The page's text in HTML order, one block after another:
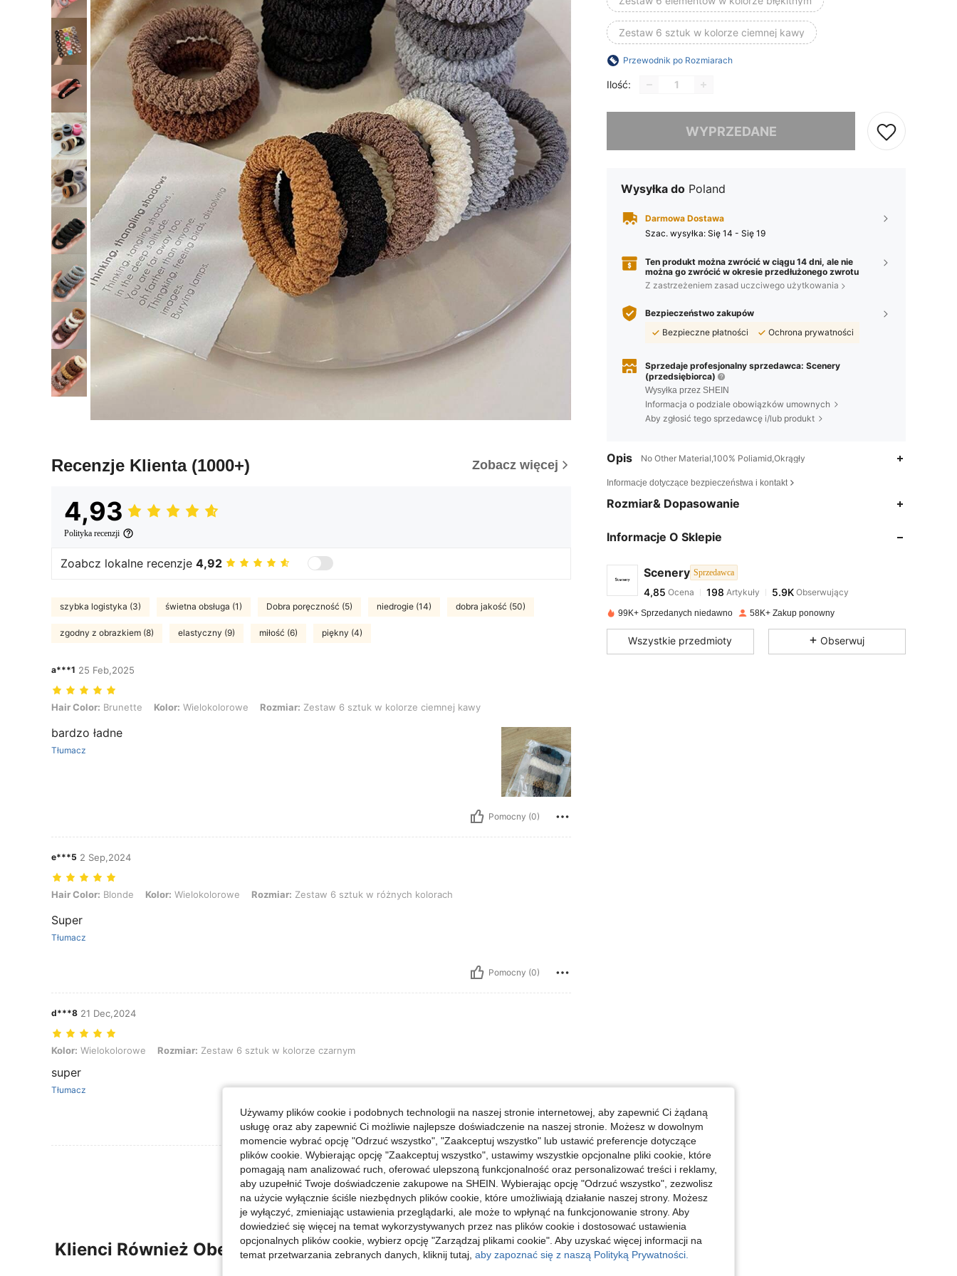
Recenzje Klienta (1000+) Zobacz więcej
4,93
Polityka recenzji
Zoabcz lokalne recenzje 4,92
szybka logistyka (3) świetna obsługa (1) Dobra poręczność (5) niedrogie (14) dobra jakość (50)
zgodny z obrazkiem (8) elastyczny (9) miłość (6) piękny (4)
a***1 25 Feb,2025
Hair Color: Brunette, Kolor: Wielokolorowe, Rozmiar: Zestaw 6 sztuk w kolorze ciemnej kawy
Hair Color: Brunette Kolor: Wielokolorowe Rozmiar: Zestaw 6 sztuk w kolorze ciemnej kawy
bardzo ładne
Tłumacz
Pomocny (0)
e***5 2 Sep,2024
Hair Color: Blonde, Kolor: Wielokolorowe, Rozmiar: Zestaw 6 sztuk w różnych kolorach
Hair Color: Blonde Kolor: Wielokolorowe Rozmiar: Zestaw 6 sztuk w różnych kolorach
Super
Tłumacz
Pomocny (0)
d***8 21 Dec,2024
Kolor: Wielokolorowe, Rozmiar: Zestaw 6 sztuk w kolorze czarnym
Kolor: Wielokolorowe Rozmiar: Zestaw 6 sztuk w kolorze czarnym
super
Tłumacz
Pomocny (0)
Zobacz Więcej Opinii
Zestaw 6 sztuk w kolorze ciemnej kawy
Przewodnik po Rozmiarach
Ilość:
WYPRZEDANE
Wysyłka do Poland
Darmowa Dostawa
Szac. wysyłka: Się 14 - Się 19
Ten produkt można zwrócić w ciągu 14 dni, ale nie
można go zwrócić w okresie przedłużonego zwrotu
Z zastrzeżeniem zasad uczciwego użytkowania
Bezpieczeństwo zakupów
Bezpieczne płatności
Ochrona prywatności
Sprzedaje profesjonalny sprzedawca: Scenery
(przedsiębiorca)
Wysyłka przez SHEIN
Informacja o podziale obowiązków umownych
Aby zgłosić tego sprzedawcę i/lub produkt
Opis No Other Material,100% Poliamid,Okrągły
Informacje dotyczące bezpieczeństwa i kontakt
Rozmiar& Dopasowanie
Informacje O Sklepie
Scenery Sprzedawca
4,85 198
4,85 Ocena 198Artykuły
4***9 zapłacono1 dzień temu
99K+ Sprzedanych niedawno 58K+ Zakup ponowny
Wszystkie przedmioty Obserwuj
Klienci Również Obejrzeli
Używamy plików cookie i podobnych technologii na naszej stronie internetowej, aby zapewnić Ci żądaną
usługę oraz aby zapewnić Ci możliwie najlepsze doświadczenie na naszej stronie. Możesz w dowolnym
momencie wybrać opcję "Odrzuć wszystko", "Zaakceptuj wszystko" lub ustawić preferencje dotyczące
plików cookie. Wybierając opcję "Zaakceptuj wszystko", ustawimy wszystkie opcjonalne pliki cookie, które
pomagają nam analizować ruch, oferować ulepszoną funkcjonalność oraz personalizować treści i reklamy,
aby uzupełnić Twoje doświadczenie zakupowe na SHEIN. Wybierając opcję "Odrzuć wszystko", zezwolisz
na użycie wyłącznie ściśle niezbędnych plików cookie, które umożliwiają działanie naszej strony. Możesz
je wyłączyć, zmieniając ustawienia przeglądarki, ale może to wpłynąć na funkcjonowanie strony. Aby
dowiedzieć się więcej na temat wykorzystywanych przez nas plików cookie i dostosować ustawienia
opcjonalnych plików cookie, wybierz opcję "Zarządzaj plikami cookie". Aby uzyskać więcej informacji na
temat przetwarzania zebranych danych, kliknij tutaj, aby zapoznać się z naszą Polityką Prywatności.